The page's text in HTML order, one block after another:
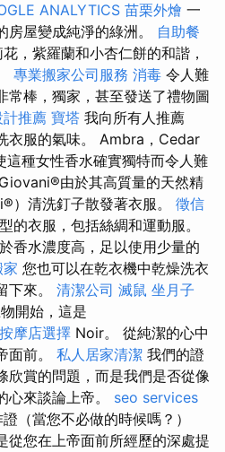
ANALYTICS 苗栗外燴 一
房屋變成純淨的綠洲。 自助餐
，紫羅蘭和小杏仁餅的和諧，
專業搬家公司服務 消毒 令人難
常棒，獨家，甚至發送了禮物圖
推薦 寶塔 我向所有人推薦
衣服的氣味。 Ambra，Cedar
種女性香水確實獨特而令人難
Giovani®由於其高質量的天然精
）清洗釘子散發著衣服。 徵信
的衣服，包括絲綢和運動服。
香水濃度高，足以使用少量的
家 您也可以在乾衣機中乾燥洗衣
下來。 清潔公司 滅鼠 坐月子
開始，這是
按摩店選擇 Noir。 從純潔的心中
面前。 私人居家清潔 我們的證
欣賞的問題，而是我們是否從像
心來談論上帝。 seo services
（當您不必做的時候嗎？）
從您在上帝面前所經歷的深處提